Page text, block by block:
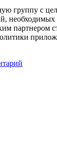
группу с
партнером